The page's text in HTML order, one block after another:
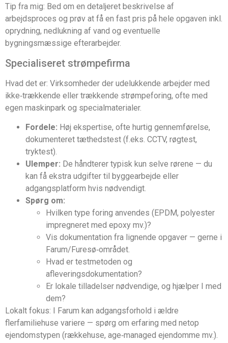
Tip fra mig: Bed om en detaljeret beskrivelse af
arbejdsproces og prøv at få en fast pris på hele opgaven inkl.
oprydning, nedlukning af vand og eventuelle
bygningsmæssige efterarbejder.
Specialiseret strømpefirma
Hvad det er: Virksomheder der udelukkende arbejder med
ikke‑trækkende eller trækkende strømpeforing, ofte med
egen maskinpark og specialmaterialer.
Fordele: Høj ekspertise, ofte hurtig gennemførelse,
dokumenteret tæthedstest (f.eks. CCTV, røgtest,
tryktest).
Ulemper: De håndterer typisk kun selve rørene — du
kan få ekstra udgifter til byggearbejde eller
adgangsplatform hvis nødvendigt.
Spørg om:
Hvilken type foring anvendes (EPDM, polyester
impregneret med epoxy mv.)?
Vis dokumentation fra lignende opgaver — gerne i
Farum/Furesø‑området.
Hvad er testmetoden og
afleveringsdokumentation?
Er lokale tilladelser nødvendige, og hjælper I med
dem?
Lokalt fokus: I Farum kan adgangsforhold i ældre
flerfamiliehuse variere — spørg om erfaring med netop
ejendomstypen (rækkehuse, age‑managed ejendomme mv.).